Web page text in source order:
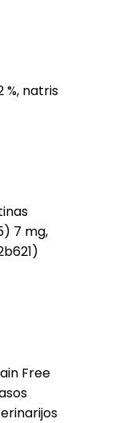
%, natris
7 mg,
Free